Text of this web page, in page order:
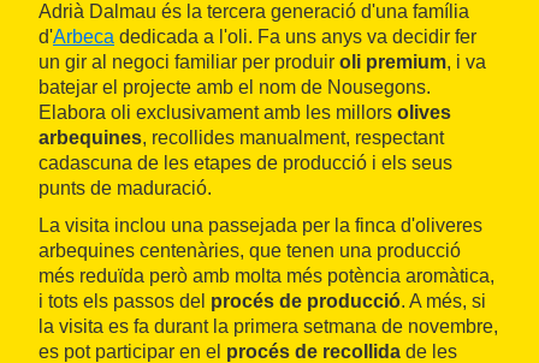
Adrià Dalmau és la tercera generació d'una família
d'Arbeca dedicada a l'oli. Fa uns anys va decidir fer
un gir al negoci familiar per produir oli premium, i va
batejar el projecte amb el nom de Nousegons.
Elabora oli exclusivament amb les millors olives
arbequines, recollides manualment, respectant
cadascuna de les etapes de producció i els seus
punts de maduració.
La visita inclou una passejada per la finca d'oliveres
arbequines centenàries, que tenen una producció
més reduïda però amb molta més potència aromàtica,
i tots els passos del procés de producció. A més, si
la visita es fa durant la primera setmana de novembre,
es pot participar en el procés de recollida de les